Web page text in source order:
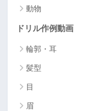
動物
ドリル作例動画
輪郭・耳
髪型
目
眉